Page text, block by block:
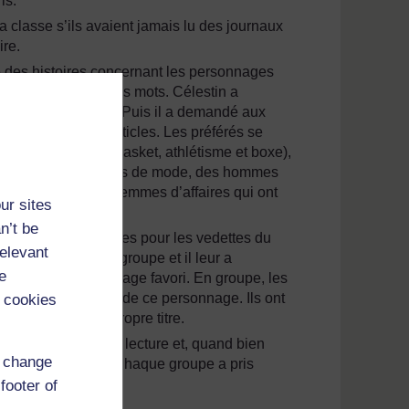
sites
be
of
classe s’ils avaient jamais lu des journaux
des histoires concernant les personnages
tous les mots. Célestin a
salle de classe. Puis il a demandé aux
lire des articles. Les préférés se
mais aussi basket, athlétisme et boxe),
des mannequins de mode, des hommes
hommes et des femmes d’affaires qui ont
plusieurs groupes pour les vedettes du
à chaque groupe et il leur a
leur personnage favori. En groupe, les
sur la vie de ce personnage. Ils ont
Ils ont écrit leur propre titre.
impliqués dans la lecture et, quand bien
ont participé. Chaque groupe a pris